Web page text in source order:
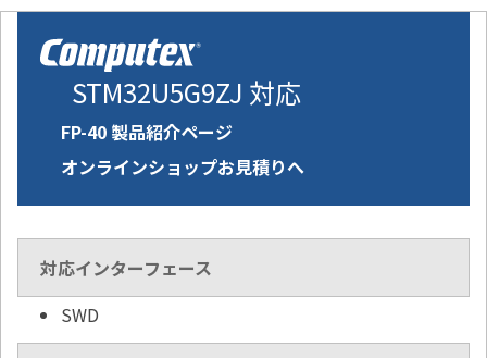
STM32U5G9ZJ 対応
FP-40 製品紹介ページ
オンラインショップお見積りへ
対応インターフェース
SWD